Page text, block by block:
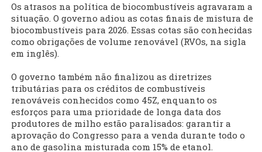
Os atrasos na política de biocombustíveis agravaram a
situação. O governo adiou as cotas finais de mistura de
biocombustíveis para 2026. Essas cotas são conhecidas
como obrigações de volume renovável (RVOs, na sigla
em inglês).
O governo também não finalizou as diretrizes
tributárias para os créditos de combustíveis
renováveis conhecidos como 45Z, enquanto os
esforços para uma prioridade de longa data dos
produtores de milho estão paralisados: garantir a
aprovação do Congresso para a venda durante todo o
ano de gasolina misturada com 15% de etanol.